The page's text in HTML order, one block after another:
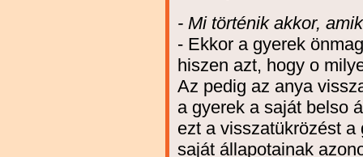
- Mi történik akkor,
- Ekkor a gyerek
hiszen azt, hogy o
Az pedig az anya
a gyerek a saját belso
ezt a visszatükrözést
saját állapotainak